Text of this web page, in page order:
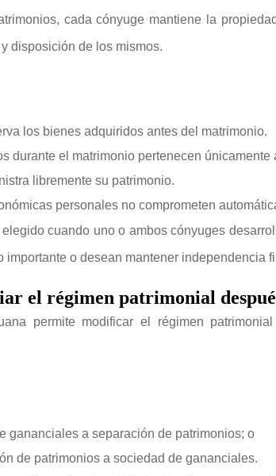
cada cónyuge mantiene la
disposición de los mismos.
los bienes adquiridos antes del matrimonio.
durante el matrimonio pertenecen únicamente
libremente su patrimonio.
personales no comprometen
cuando uno o ambos cónyuges
importante o desean mantener independencia
el régimen patrimonial
permite modificar el régimen
gananciales a separación de patrimonios; o
de patrimonios a sociedad de gananciales.